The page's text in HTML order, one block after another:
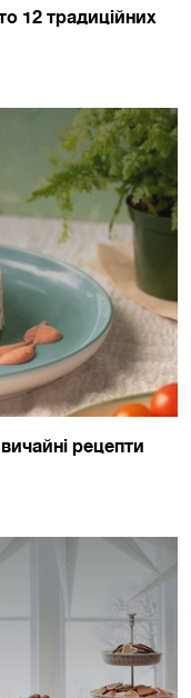
12 традиційних
рецепти